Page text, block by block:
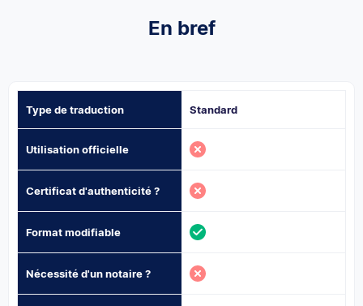
En bref
Type de traduction Standard
Utilisation officielle
Certificat d'authenticité ?
Format modifiable
Nécessité d'un notaire ?